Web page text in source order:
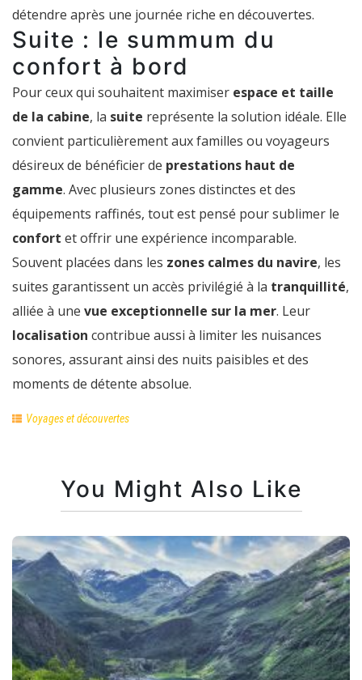
détendre après une journée riche en découvertes.
Suite : le summum du
confort à bord
Pour ceux qui souhaitent maximiser espace et taille
de la cabine, la suite représente la solution idéale. Elle
convient particulièrement aux familles ou voyageurs
désireux de bénéficier de prestations haut de
gamme. Avec plusieurs zones distinctes et des
équipements raffinés, tout est pensé pour sublimer le
confort et offrir une expérience incomparable.
Souvent placées dans les zones calmes du navire, les
suites garantissent un accès privilégié à la tranquillité,
alliée à une vue exceptionnelle sur la mer. Leur
localisation contribue aussi à limiter les nuisances
sonores, assurant ainsi des nuits paisibles et des
moments de détente absolue.
Voyages et découvertes
You Might Also Like